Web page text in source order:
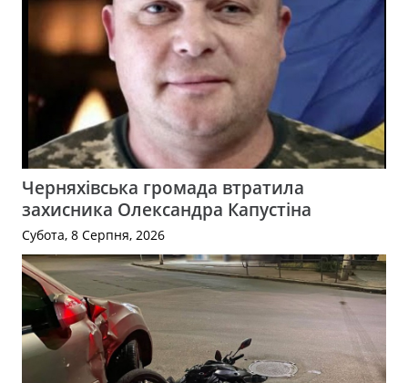
Черняхівська громада втратила
захисника Олександра Капустіна
Субота, 8 Серпня, 2026